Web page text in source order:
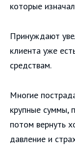
которые
Принуждают
клиента уже
средствам.
Многие
крупные суммы,
потом вернуть
давление и